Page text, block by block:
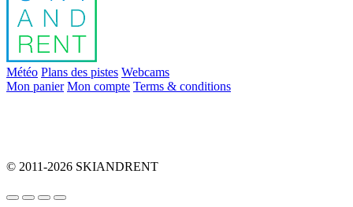
Météo Plans des pistes Webcams
Mon panier Mon compte Terms & conditions
© 2011-2026 SKIANDRENT